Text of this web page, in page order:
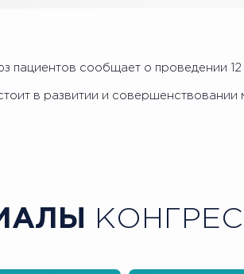
пациентов сообщает о проведении
в развитии и